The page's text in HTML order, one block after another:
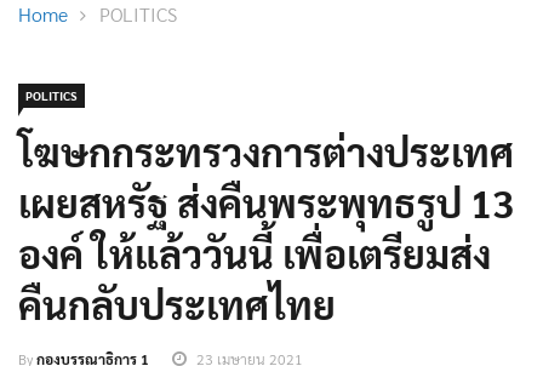
Home POLITICS
POLITICS
โฆษกกระทรวงการต่างประเทศ
เผยสหรัฐ ส่งคืนพระพุทธรูป 13
องค์ ให้แล้ววันนี้ เพื่อเตรียมส่ง
คืนกลับประเทศไทย
Byกองบรรณาธิการ 1 23 เมษายน 2021